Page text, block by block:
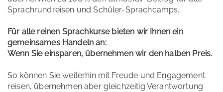
Sprachrundreisen und Schüler-Sprachcamps.
Für alle reinen Sprachkurse bieten wir Ihnen ein
gemeinsames Handeln an:
Wenn Sie einsparen, übernehmen wir den halben Preis.
So können Sie weiterhin mit Freude und Engagement
reisen, übernehmen aber gleichzeitig Verantwortung